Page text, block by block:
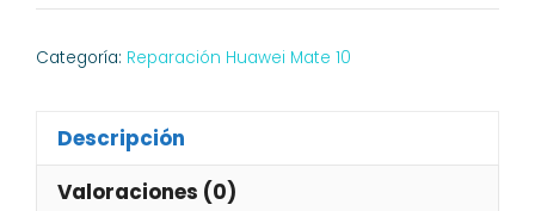
Categoría: Reparación Huawei Mate 10
Descripción
Valoraciones (0)